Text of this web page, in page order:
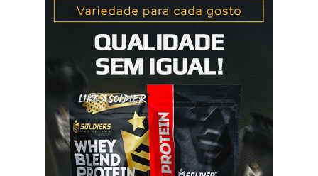
17° comprimido a mulher deve tomar o comprimido
esquecido e usar preservativo durante os 9 dias seguintes.
Se o esquecimento ocorrer entre o 18° e o 24°
comprimido a mulher deve iniciar nova cartela ou carteira
de qlaira ® e usar preservativo nos 9 dias seguintes. Se o
esquecimento ocorrer entre o 25° e o 26° comprimido a
mulher deve tomar o comprimido esquecido e continuar
tomando os restantes. Se...